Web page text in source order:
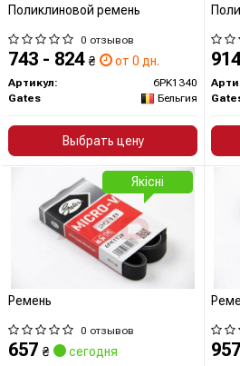
Поликлиновой ремень
0 отзывов
743 - 824 ₴ от 0 дн.
Артикул:
6PK1340
Gates
Бельгия
Выбрать цену
Ремень
0 отзывов
657 ₴ сегодня
Якісні
957